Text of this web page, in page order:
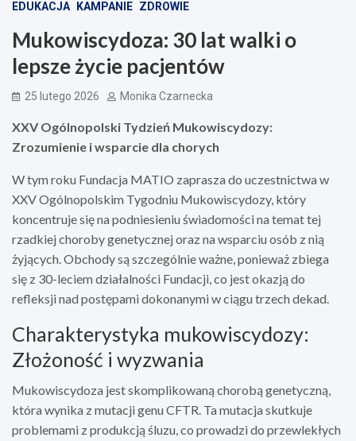
EDUKACJA KAMPANIE ZDROWIE
Mukowiscydoza: 30 lat walki o
lepsze życie pacjentów
25 lutego 2026 Monika Czarnecka
XXV Ogólnopolski Tydzień Mukowiscydozy:
Zrozumienie i wsparcie dla chorych
W tym roku Fundacja MATIO zaprasza do uczestnictwa w
XXV Ogólnopolskim Tygodniu Mukowiscydozy, który
koncentruje się na podniesieniu świadomości na temat tej
rzadkiej choroby genetycznej oraz na wsparciu osób z nią
żyjących. Obchody są szczególnie ważne, ponieważ zbiega
się z 30-leciem działalności Fundacji, co jest okazją do
refleksji nad postępami dokonanymi w ciągu trzech dekad.
Charakterystyka mukowiscydozy:
Złożoność i wyzwania
Mukowiscydoza jest skomplikowaną chorobą genetyczną,
która wynika z mutacji genu CFTR. Ta mutacja skutkuje
problemami z produkcją śluzu, co prowadzi do przewlekłych